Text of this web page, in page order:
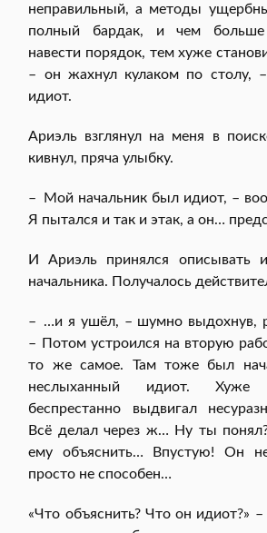
неправильный, а методы
полный бардак, и чем
навести порядок, тем хуже
– он жахнул кулаком по столу,
идиот.
Ариэль взглянул на меня в
кивнул, пряча улыбку.
– Мой начальник был идиот, –
Я пытался и так и этак, а он…
И Ариэль принялся описывать
начальника. Получалось
– …и я ушёл, – шумно выдохнув,
– Потом устроился на вторую
то же самое. Там тоже был
неслыханный идиот.
беспрестанно выдвигал
Всё делал через ж… Ну ты
ему объяснить… Впустую! Он
просто не способен…
«Что объяснить? Что он идиот?»